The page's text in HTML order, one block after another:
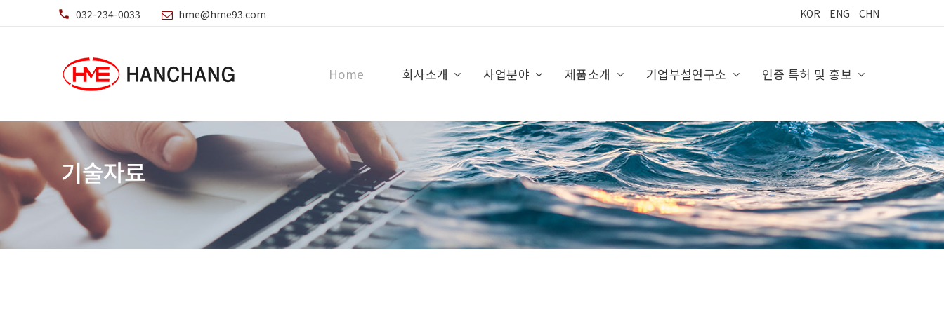
032-234-0033 hme@hme93.com KOR ENG CHN
Home 회사소개 사업분야 제품소개 기업부설연구소 인증 특허 및 홍보
기술자료